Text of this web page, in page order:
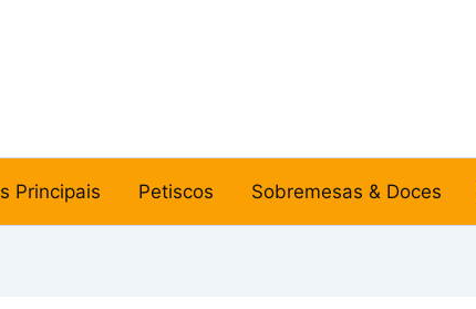
Principais Petiscos Sobremesas & Doces